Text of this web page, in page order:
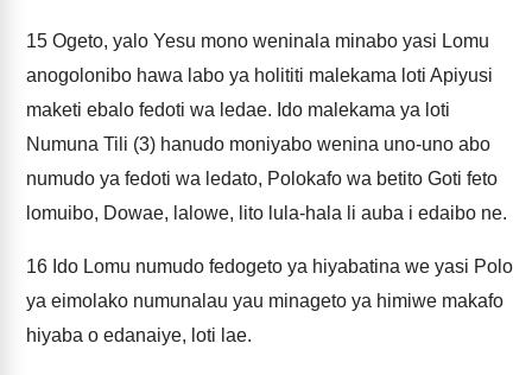
15 Ogeto, yalo Yesu mono weninala minabo yasi Lomu
anogolonibo hawa labo ya holititi malekama loti Apiyusi
maketi ebalo fedoti wa ledae. Ido malekama ya loti
Numuna Tili (3) hanudo moniyabo wenina uno-uno abo
numudo ya fedoti wa ledato, Polokafo wa betito Goti feto
lomuibo, Dowae, lalowe, lito lula-hala li auba i edaibo ne.
16 Ido Lomu numudo fedogeto ya hiyabatina we yasi Polo
ya eimolako numunalau yau minageto ya himiwe makafo
hiyaba o edanaiye, loti lae.